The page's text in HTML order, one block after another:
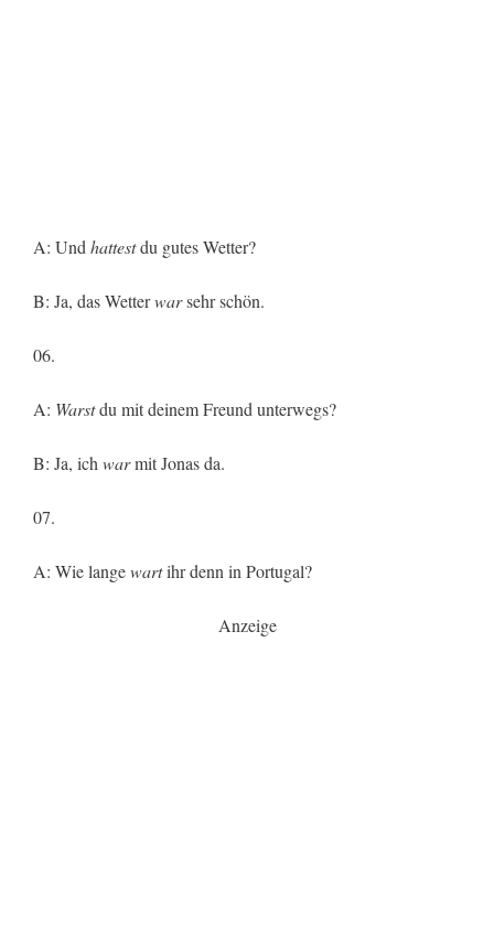
A: Und hattestdu gutes Wetter?
B: Ja, das Wetterwarsehr schön.
06.
A: Warstdu mit deinem Freund unterwegs?
B: Ja, ich warmit Jonas da.
07.
A: Wie langewartihr denn in Portugal?
Anzeige